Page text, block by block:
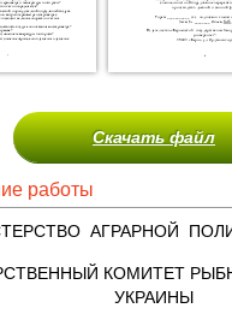
Скачать файл
работы
АГРАРНОЙ
КОМИТЕТ
УКРАИНЫ